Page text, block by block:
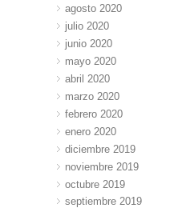
agosto 2020
julio 2020
junio 2020
mayo 2020
abril 2020
marzo 2020
febrero 2020
enero 2020
diciembre 2019
noviembre 2019
octubre 2019
septiembre 2019